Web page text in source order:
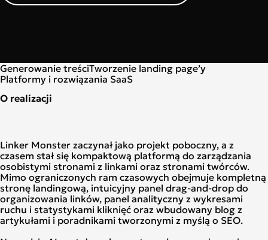
Generowanie treściTworzenie landing page’y
Platformy i rozwiązania SaaS
O realizacji
Linker Monster zaczynał jako projekt poboczny, a z
czasem stał się kompaktową platformą do zarządzania
osobistymi stronami z linkami oraz stronami twórców.
Mimo ograniczonych ram czasowych obejmuje kompletną
stronę landingową, intuicyjny panel drag-and-drop do
organizowania linków, panel analityczny z wykresami
ruchu i statystykami kliknięć oraz wbudowany blog z
artykułami i poradnikami tworzonymi z myślą o SEO.